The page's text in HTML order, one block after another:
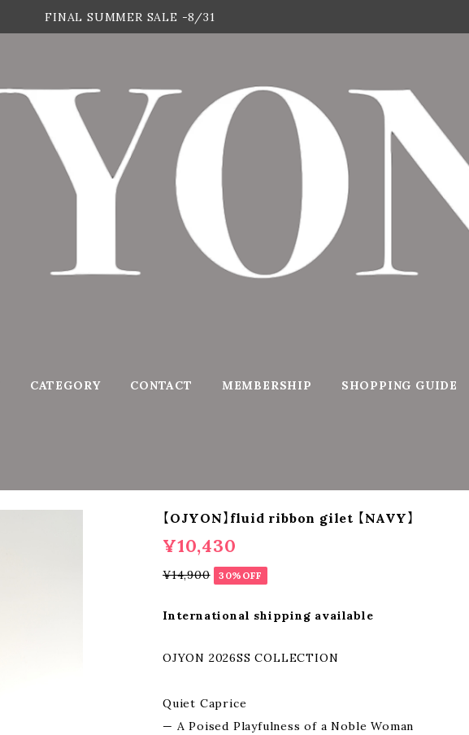
FINAL SUMMER SALE -8/31
CATEGORY CONTACT MEMBERSHIP SHOPPING GUIDE
【OJYON】fluid ribbon gilet 【NAVY】
¥10,430
¥14,900 30%OFF
International shipping available
OJYON 2026SS COLLECTION
Quiet Caprice
— A Poised Playfulness of a Noble Woman